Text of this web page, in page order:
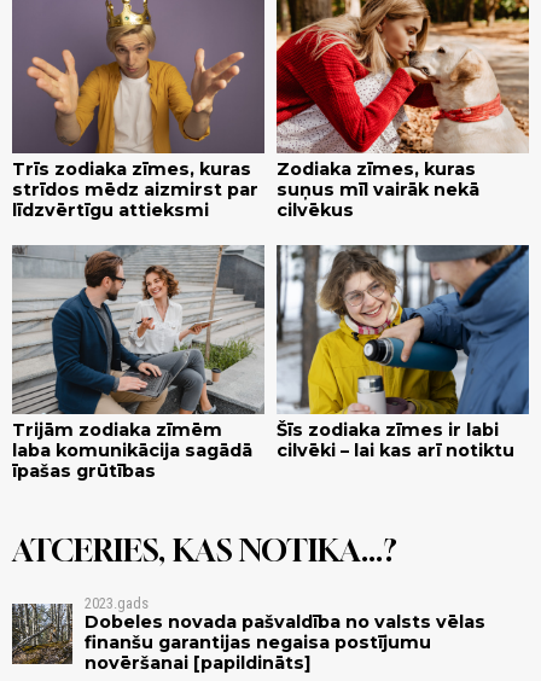
Trīs zodiaka zīmes, kuras
strīdos mēdz aizmirst par
līdzvērtīgu attieksmi
Zodiaka zīmes, kuras
suņus mīl vairāk nekā
cilvēkus
Trijām zodiaka zīmēm
laba komunikācija sagādā
īpašas grūtības
Šīs zodiaka zīmes ir labi
cilvēki – lai kas arī notiktu
ATCERIES, KAS NOTIKA...?
2023.gads
Dobeles novada pašvaldība no valsts vēlas
finanšu garantijas negaisa postījumu
novēršanai [papildināts]